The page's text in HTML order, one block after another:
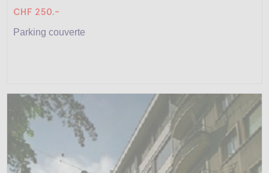
CHF 250.-
Parking couverte